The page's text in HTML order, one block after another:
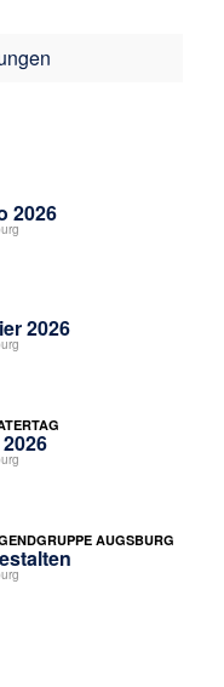
2026
2026
AUGSBURG